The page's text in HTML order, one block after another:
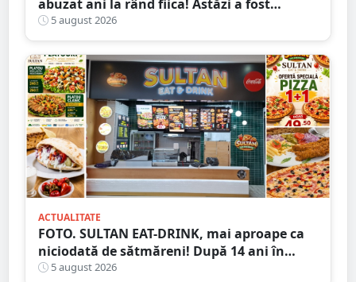
abuzat ani la rând fiica! Astăzi a fost
arestat!
5 august 2026
ACTUALITATE
FOTO. SULTAN EAT-DRINK, mai aproape ca
niciodată de sătmăreni! După 14 ani în
Micro 17, și-a deschis porțile în Shopping
5 august 2026